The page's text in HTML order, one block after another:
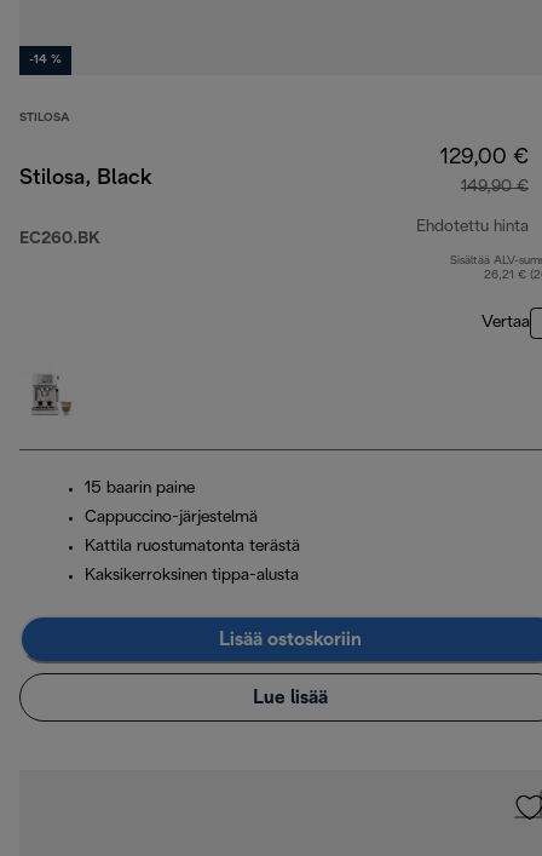
-14 %
STILOSA
Stilosa, Black
EC260.BK
129,00 €
149,90 €
Ehdotettu hinta
Sisältää ALV-
26,21 €
Vertaa
15 baarin paine
Cappuccino-järjestelmä
Kattila ruostumatonta terästä
Kaksikerroksinen tippa-alusta
Lisää ostoskoriin
Lue lisää